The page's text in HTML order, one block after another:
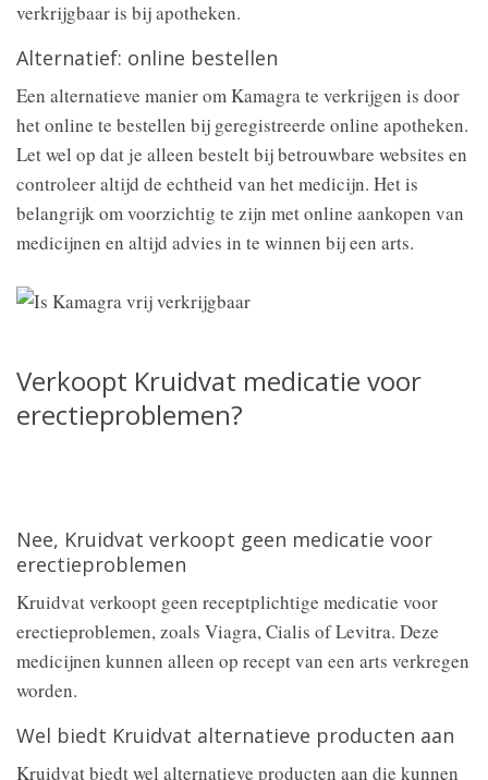
verkrijgbaar is bij apotheken.
Alternatief: online bestellen
Een alternatieve manier om Kamagra te verkrijgen is door
het online te bestellen bij geregistreerde online apotheken.
Let wel op dat je alleen bestelt bij betrouwbare websites en
controleer altijd de echtheid van het medicijn. Het is
belangrijk om voorzichtig te zijn met online aankopen van
medicijnen en altijd advies in te winnen bij een arts.
Verkoopt Kruidvat medicatie voor
erectieproblemen?
Nee, Kruidvat verkoopt geen medicatie voor
erectieproblemen
Kruidvat verkoopt geen receptplichtige medicatie voor
erectieproblemen, zoals Viagra, Cialis of Levitra. Deze
medicijnen kunnen alleen op recept van een arts verkregen
worden.
Wel biedt Kruidvat alternatieve producten aan
Kruidvat biedt wel alternatieve producten aan die kunnen